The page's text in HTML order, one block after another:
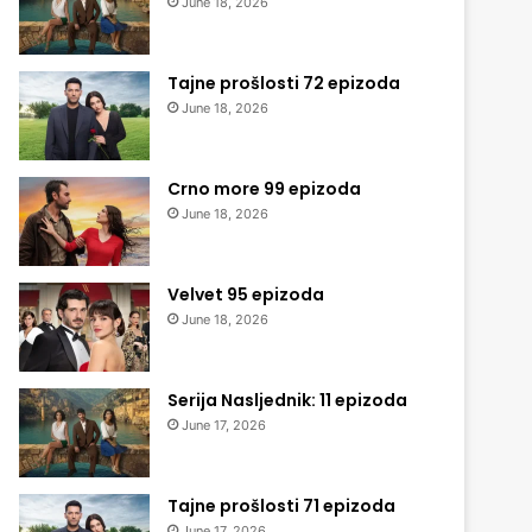
Tajne prošlosti 72 epizoda
June 18, 2026
Crno more 99 epizoda
June 18, 2026
Velvet 95 epizoda
June 18, 2026
Serija Nasljednik: 11 epizoda
June 17, 2026
Tajne prošlosti 71 epizoda